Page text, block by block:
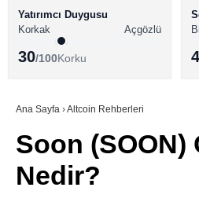
BİTCOİN HABERLERİ
ALTCOİN HABERLERİ
SÖZLÜK
Yatırımcı Duygusu
Korkak
Açgözlü
30/100Korku
Ana Sayfa ›Altcoin Rehberleri
Soon (SOON)
Nedir?